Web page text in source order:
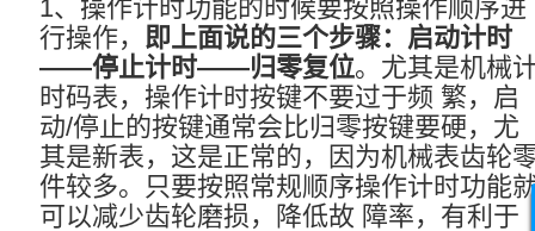
1、操作计时功能的时候要按照操作顺序进
行操作， 即上面说的三个步骤：启动计时
——停止计时——归零复位。尤其是机械
时码表，操作计时按键不要过于频 繁，启
动/停止的按键通常会比归零按键要硬，尤
其是新表，这是正常的，因为机械表齿轮
件较多。只要按照常规顺序操作计时功能
可以减少齿轮磨损，降低故 障率，有利于